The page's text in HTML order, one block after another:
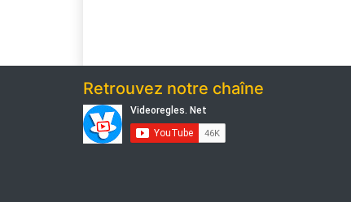
Retrouvez notre chaîne